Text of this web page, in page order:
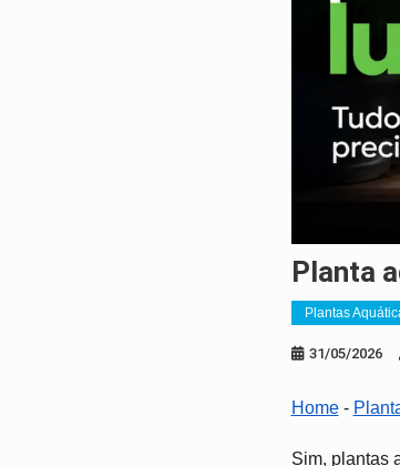
Planta
Plantas
31/05/2026
Home-
Sim, plantas